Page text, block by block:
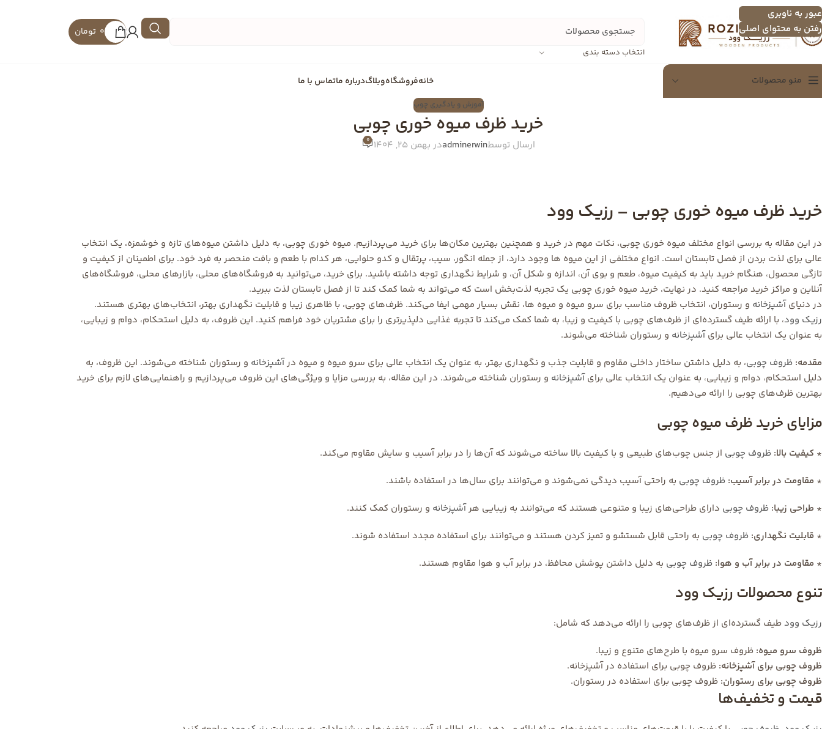
عبور به ناوبری
رفتن به محتوای اصلی
انتخاب دسته بندی
تومان 0
منو محصولات
شکلات خوری
سرویس پذیرایی
خانهفروشگاهوبلاگدرباره ماتماس با ما
آموزش و یادگیری چوب
خرید ظرف میوه خوری چوبی
ارسال توسطadminerwinدر بهمن 25, 1404 0
خرید ظرف میوه خوری چوبی – رزیک وود
در این مقاله به بررسی انواع مختلف میوه خوری چوبی، نکات مهم در خرید و همچنین بهترین مکان‌ها برای خرید می‌پردازیم. میوه خوری چوبی، به دلیل داشتن میوه‌های تازه و خوشمزه، یک انتخاب
عالی برای لذت بردن از فصل تابستان است. انواع مختلفی از این میوه ها وجود دارد، از جمله انگور، سیب، پرتقال و کدو حلوایی، هر کدام با طعم و بافت منحصر به فرد خود. برای اطمینان از کیفیت و
تازگی محصول، هنگام خرید باید به کیفیت میوه، طعم و بوی آن، اندازه و شکل آن، و شرایط نگهداری توجه داشته باشید. برای خرید، می‌توانید به فروشگاه‌های محلی، بازارهای محلی، فروشگاه‌های
آنلاین و مراکز خرید مراجعه کنید. در نهایت، خرید میوه خوری چوبی یک تجربه لذت‌بخش است که می‌تواند به شما کمک کند تا از فصل تابستان لذت ببرید.
در دنیایآشپزخانه و رستوران، انتخاب ظروف مناسب برای سرو میوه و میوه ها، نقش بسیار مهمی ایفا می‌کند. ظرف‌های چوبی، با ظاهری زیبا و قابلیت نگهداری بهتر، انتخاب‌های بهتری هستند.
رزیک وود، با ارائه طیف گسترده‌ای از ظرف‌های چوبی با کیفیت و زیبا، به شما کمک می‌کند تا تجربه غذایی دلپذیرتری را برای مشتریان خود فراهم کنید. این ظروف، به دلیل استحکام، دوام و زیبایی،
به عنوان یک انتخاب عالی برایآشپزخانه و رستوران شناخته می‌شوند.
مقدمه: ظروف چوبی، به دلیل داشتن ساختار داخلی مقاوم و قابلیت جذب و نگهداری بهتر، به عنوان یک انتخاب عالی برای سرو میوه و میوه درآشپزخانه و رستوران شناخته می‌شوند. این ظروف، به
دلیل استحکام، دوام و زیبایی، به عنوان یک انتخاب عالی برایآشپزخانه و رستوران شناخته می‌شوند. در این مقاله، به بررسی مزایا و ویژگی‌های این ظروف می‌پردازیم و راهنمایی‌های لازم برای خرید
بهترین ظرف‌های چوبی را ارائه می‌دهیم.
مزایای خرید ظرف میوه چوبی
* کیفیت بالا: ظروف چوبی از جنس چوب‌های طبیعی و با کیفیت بالا ساخته می‌شوند که آن‌ها را در برابر آسیب و سایش مقاوم می‌کند.
* مقاومت در برابر آسیب: ظروف چوبی به راحتی آسیب دیدگی نمی‌شوند و می‌توانند برای سال‌ها در استفاده باشند.
* طراحی زیبا: ظروف چوبی دارای طراحی‌های زیبا و متنوعی هستند که می‌توانند به زیبایی هرآشپزخانه و رستوران کمک کنند.
* قابلیت نگهداری: ظروف چوبی به راحتی قابل شستشو و تمیز کردن هستند و می‌توانند برای استفاده مجدد استفاده شوند.
* مقاومت در برابر آب و هوا: ظروف چوبی به دلیل داشتن پوشش محافظ، در برابر آب و هوا مقاوم هستند.
تنوع محصولات رزیک وود
رزیک وودطیف گسترده‌ای از ظرف‌های چوبی را ارائه می‌دهد که شامل:
ظروف سرو میوه: ظروف سرو میوه با طرح‌های متنوع و زیبا.
ظروف چوبی برای آشپزخانه: ظروف چوبی برای استفاده در آشپزخانه.
ظروف چوبی برای رستوران: ظروف چوبی برای استفاده در رستوران.
قیمت و تخفیف‌ها